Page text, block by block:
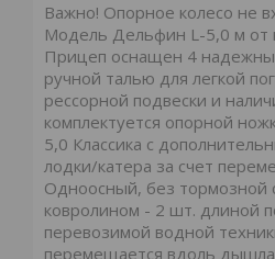
Важно! Опорное колесо не
Модель Дельфин L-5,0 м от
Прицеп оснащен 4
ручной талью для легкой
рессорной подвески и
комплектуется опорной
5,0 Классика с
лодки/катера за счет
Одноосный, без тормозной
ковролином - 2 шт. длиной
перевозимой водной
перемещается вдоль